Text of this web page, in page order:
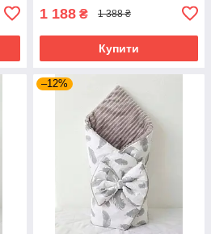
1 188 ₴ 1 388 ₴
Купити
–12%